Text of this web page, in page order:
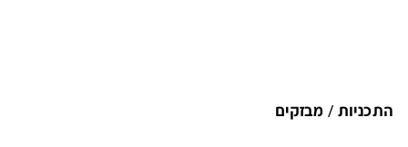
התכניות מבזקים